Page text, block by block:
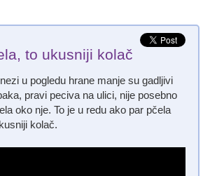
to ukusniji kolač
u pogledu hrane manje su gadljivi
pravi peciva na ulici, nije posebno
oko nje. To je u redu ako par pčela
kolač.